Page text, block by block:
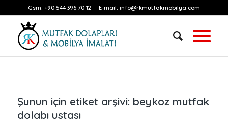
Gsm: +90 544 396 70 12 E-mail: info@rkmutfakmobilya.com
Şunun için etiket arşivi: beykoz mutfak
dolabı ustası